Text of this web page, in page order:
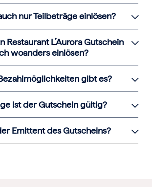
nur Teilbeträge einlösen?
Restaurant L’Aurora Gutschein
woanders einlösen?
gibt es?
ist der Gutschein gültig?
Emittent des Gutscheins?